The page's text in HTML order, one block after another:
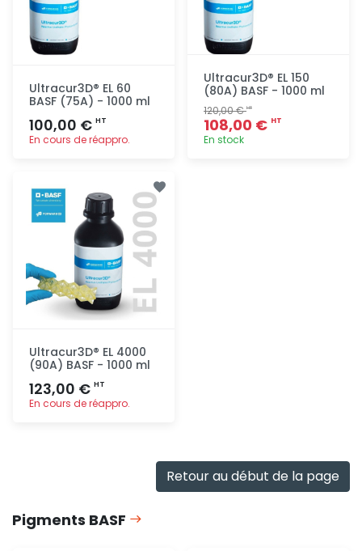
Ultracur3D® EL 60
BASF (75A) - 1000 ml
100,00 € HT
En cours de réappro.
rapide
Ultracur3D® EL 150
(80A) BASF - 1000 ml
120,00 €HT
108,00 € HT
En stock
Ultracur3D® EL 4000
(90A) BASF - 1000 ml
123,00 € HT
En cours de réappro.
Retour au début de la page
Pigments BASF